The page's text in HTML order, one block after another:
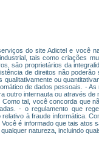
do site Adictel e você
tais como criações
são proprietários da
de direitos não
ou
de dados pessoais. -
outro internauta ou através
tal, você concorda que
- o regulamento que
à fraude informática.
é informado que tais atos
natureza, incluindo